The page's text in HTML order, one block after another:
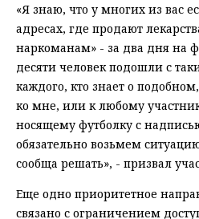
«Я знаю, что у многих из вас
адресах, где продают
наркоманам» - за два дня на
десяти человек подошли с
каждого, кто знает о
ко мне, или к любому
носящему футболку с
обязательно возьмем
сообща решать», - призвал
Еще одно приоритетное
связано с ограничением